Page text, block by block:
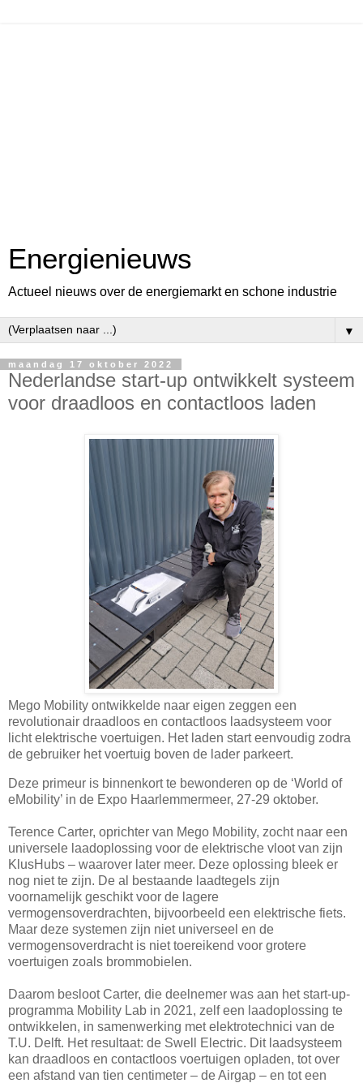
Energienieuws
Actueel nieuws over de energiemarkt en schone industrie
▼
maandag 17 oktober 2022
Nederlandse start-up ontwikkelt systeem
voor draadloos en contactloos laden
Mego Mobility ontwikkelde naar eigen zeggen een
revolutionair draadloos en contactloos laadsysteem voor
licht elektrische voertuigen. Het laden start eenvoudig zodra
de gebruiker het voertuig boven de lader parkeert.
Deze primeur is binnenkort te bewonderen op de ‘World of
eMobility’ in de Expo Haarlemmermeer, 27-29 oktober.
Terence Carter, oprichter van Mego Mobility, zocht naar een
universele laadoplossing voor de elektrische vloot van zijn
KlusHubs – waarover later meer. Deze oplossing bleek er
nog niet te zijn. De al bestaande laadtegels zijn
voornamelijk geschikt voor de lagere
vermogensoverdrachten, bijvoorbeeld een elektrische fiets.
Maar deze systemen zijn niet universeel en de
vermogensoverdracht is niet toereikend voor grotere
voertuigen zoals brommobielen.
Daarom besloot Carter, die deelnemer was aan het start-up-
programma Mobility Lab in 2021, zelf een laadoplossing te
ontwikkelen, in samenwerking met elektrotechnici van de
T.U. Delft. Het resultaat: de Swell Electric. Dit laadsysteem
kan draadloos en contactloos voertuigen opladen, tot over
een afstand van tien centimeter – de Airgap – en tot een